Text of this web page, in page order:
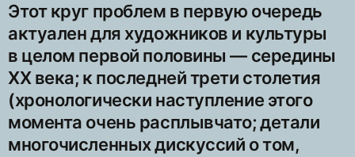
Этот круг проблем в первую очередь
актуален для художников и культуры
в целом первой половины — середины
ХХ века; к последней трети столетия
(хронологически наступление этого
момента очень расплывчато; детали
многочисленных дискуссий о том,